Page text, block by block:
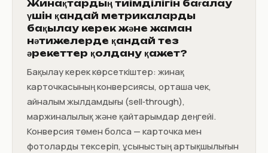
Жинақтардың тиімділігін бағалау
үшін қандай метрикаларды
бақылау керек және жаман
нәтижелерде қандай тез
әрекеттер қолдану қажет?
Бақылау керек көрсеткіштер: жинақ
карточкасының конверсиясы, орташа чек,
айналым жылдамдығы (sell‑through),
маржиналылық және қайтарымдар деңгейі.
Конверсия төмен болса — карточка мен
фотоларды тексеріп, ұсыныстың артықшылығын